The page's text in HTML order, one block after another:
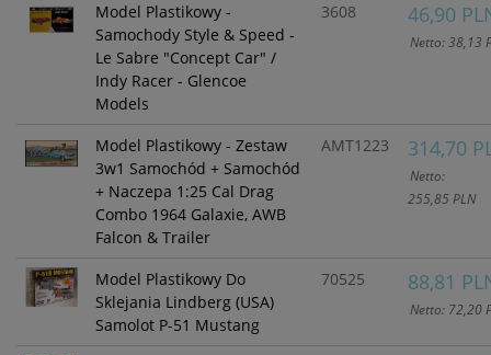
Model Plastikowy -
Samochody Style & Speed -
Le Sabre "Concept Car" /
Indy Racer - Glencoe
Models
3608 46,90
Netto: 38,13
Model Plastikowy - Zestaw
3w1 Samochód + Samochód
+ Naczepa 1:25 Cal Drag
Combo 1964 Galaxie, AWB
Falcon & Trailer
AMT1223 314,70
Netto:
255,85 PLN
Model Plastikowy Do
Sklejania Lindberg (USA)
Samolot P-51 Mustang
70525 88,81
Netto: 72,20